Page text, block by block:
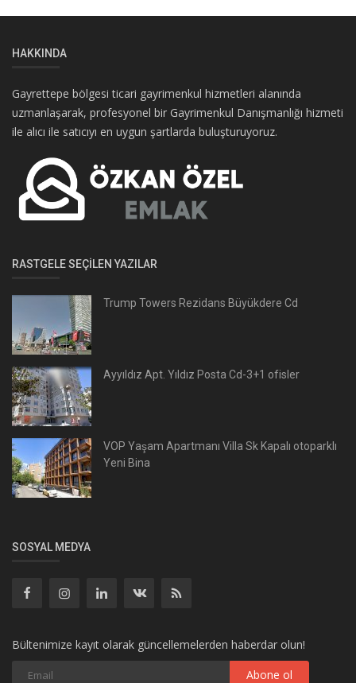
HAKKINDA
Gayrettepe bölgesi ticari gayrimenkul hizmetleri alanında
uzmanlaşarak, profesyonel bir Gayrimenkul Danışmanlığı hizmeti
ile alıcı ile satıcıyı en uygun şartlarda buluşturuyoruz.
RASTGELE SEÇILEN YAZILAR
Trump Towers Rezidans Büyükdere Cd
Ayyıldız Apt. Yıldız Posta Cd-3+1 ofisler
VOP Yaşam Apartmanı Villa Sk Kapalı otoparklı
Yeni Bina
SOSYAL MEDYA
Bültenimize kayıt olarak güncellemelerden haberdar olun!
Abone ol